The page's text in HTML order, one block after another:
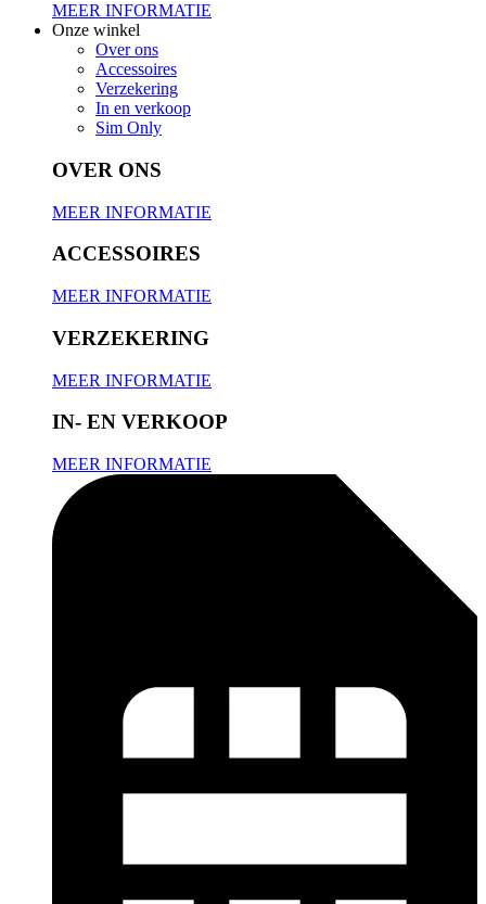
MEER INFORMATIE
Onze winkel
Over ons
Accessoires
Verzekering
In en verkoop
Sim Only
OVER ONS
MEER INFORMATIE
ACCESSOIRES
MEER INFORMATIE
VERZEKERING
MEER INFORMATIE
IN- EN VERKOOP
MEER INFORMATIE